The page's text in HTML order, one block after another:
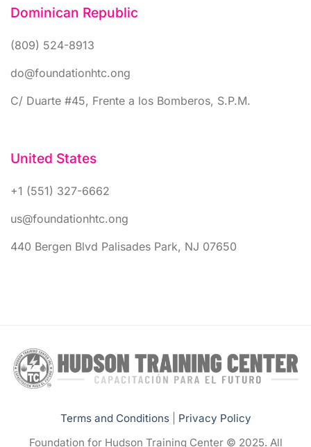
Dominican Republic
(809) 524-8913
do@foundationhtc.ong
C/ Duarte #45, Frente a los Bomberos, S.P.M.
United States
+1 (551) 327-6662
us@foundationhtc.ong
440 Bergen Blvd Palisades Park, NJ 07650
Terms and Conditions| Privacy Policy
Foundation for Hudson Training Center © 2025. All